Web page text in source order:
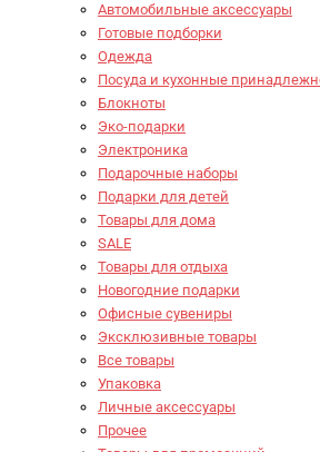
Автомобильные аксессуары
Готовые подборки
Одежда
Посуда и кухонные
Блокноты
Эко-подарки
Электроника
Подарочные наборы
Подарки для детей
Товары для дома
SALE
Товары для отдыха
Новогодние подарки
Офисные сувениры
Эксклюзивные товары
Все товары
Упаковка
Личные аксессуары
Прочее